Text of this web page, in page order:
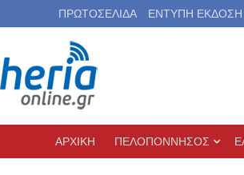
ΠΡΩΤΟΣΕΛΙΔΑ ΕΝΤΥΠΗ ΕΚΔΟΣΗ
ΑΡΧΙΚΗ ΠΕΛΟΠΟΝΝΗΣΟΣ